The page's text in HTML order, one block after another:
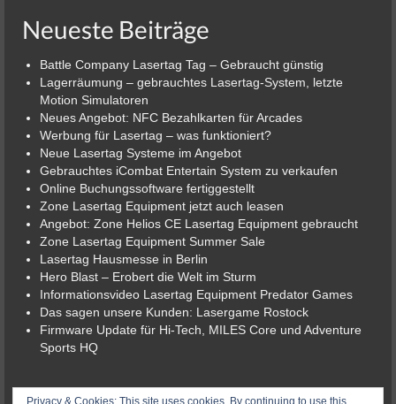
Neueste Beiträge
Battle Company Lasertag Tag – Gebraucht günstig
Lagerräumung – gebrauchtes Lasertag-System, letzte
Motion Simulatoren
Neues Angebot: NFC Bezahlkarten für Arcades
Werbung für Lasertag – was funktioniert?
Neue Lasertag Systeme im Angebot
Gebrauchtes iCombat Entertain System zu verkaufen
Online Buchungssoftware fertiggestellt
Zone Lasertag Equipment jetzt auch leasen
Angebot: Zone Helios CE Lasertag Equipment gebraucht
Zone Lasertag Equipment Summer Sale
Lasertag Hausmesse in Berlin
Hero Blast – Erobert die Welt im Sturm
Informationsvideo Lasertag Equipment Predator Games
Das sagen unsere Kunden: Lasergame Rostock
Firmware Update für Hi-Tech, MILES Core und Adventure
Sports HQ
Privacy & Cookies: This site uses cookies. By continuing to use this